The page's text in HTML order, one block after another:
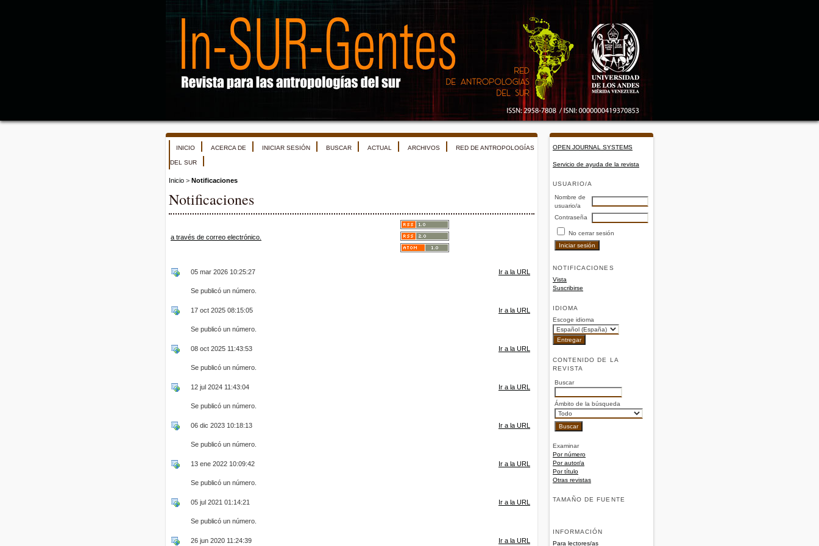
OPEN JOURNAL SYSTEMS
Servicio de ayuda de la revista
USUARIO/A
Nombre de
usuario/a
Contraseña
No cerrar sesión
NOTIFICACIONES
Vista
Suscribirse
IDIOMA
Escoge idioma
CONTENIDO DE LA
REVISTA
Buscar
Ámbito de la búsqueda
Examinar
Por número
Por autor/a
Por título
Otras revistas
TAMAÑO DE FUENTE
INFORMACIÓN
Para lectores/as
INICIO ACERCA DE INICIAR SESIÓN BUSCAR ACTUAL ARCHIVOS RED DE ANTROPOLOGÍAS
DEL SUR
Inicio > Notificaciones
Notificaciones
a través de correo electrónico.
05 mar 2026 10:25:27 Ir a la URL
Se publicó un número.
17 oct 2025 08:15:05 Ir a la URL
Se publicó un número.
08 oct 2025 11:43:53 Ir a la URL
Se publicó un número.
12 jul 2024 11:43:04 Ir a la URL
Se publicó un número.
06 dic 2023 10:18:13 Ir a la URL
Se publicó un número.
13 ene 2022 10:09:42 Ir a la URL
Se publicó un número.
05 jul 2021 01:14:21 Ir a la URL
Se publicó un número.
26 jun 2020 11:24:39 Ir a la URL